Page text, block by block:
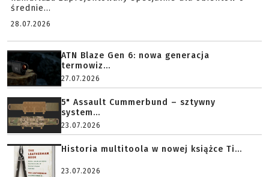
średnie...
28.07.2026
ATN Blaze Gen 6: nowa generacja
termowiz...
27.07.2026
5" Assault Cummerbund – sztywny
system...
23.07.2026
Historia multitoola w nowej książce Ti...
23.07.2026